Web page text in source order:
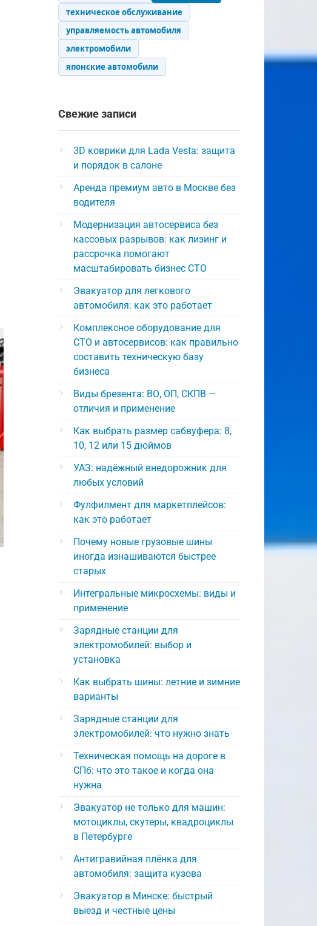
техническое обслуживание
управляемость автомобиля
электромобили
японские автомобили
Свежие записи
3D коврики для Lada Vesta: защита
и порядок в салоне
Аренда премиум авто в Москве без
водителя
Модернизация автосервиса без
кассовых разрывов: как лизинг и
рассрочка помогают
масштабировать бизнес СТО
Эвакуатор для легкового
автомобиля: как это работает
Комплексное оборудование для
СТО и автосервисов: как правильно
составить техническую базу
бизнеса
Виды брезента: ВО, ОП, СКПВ —
отличия и применение
Как выбрать размер сабвуфера: 8,
10, 12 или 15 дюймов
УАЗ: надёжный внедорожник для
любых условий
Фулфилмент для маркетплейсов:
как это работает
Почему новые грузовые шины
иногда изнашиваются быстрее
старых
Интегральные микросхемы: виды и
применение
Зарядные станции для
электромобилей: выбор и
установка
Как выбрать шины: летние и зимние
варианты
Зарядные станции для
электромобилей: что нужно знать
Техническая помощь на дороге в
СПб: что это такое и когда она
нужна
Эвакуатор не только для машин:
мотоциклы, скутеры, квадроциклы
в Петербурге
Антигравийная плёнка для
автомобиля: защита кузова
Эвакуатор в Минске: быстрый
выезд и честные цены